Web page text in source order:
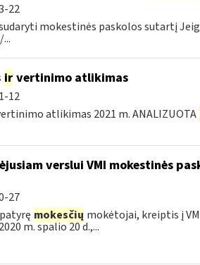
22
mokestinės paskolos sutartį
/...
irvertinimo atlikimas
12
atlikimas 2021 m. ANALIZUOTA
verslui VMI mokestinės
27
mokesčių mokėtojai, kreiptis į
m. spalio 20 d.,...